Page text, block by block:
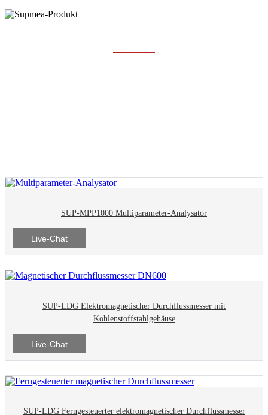
SUP-MPP1000 Multiparameter-Analysator
Live-Chat
SUP-LDG Elektromagnetischer Durchflussmesser mit
Kohlenstoffstahlgehäuse
Live-Chat
SUP-LDG Ferngesteuerter elektromagnetischer Durchflussmesser